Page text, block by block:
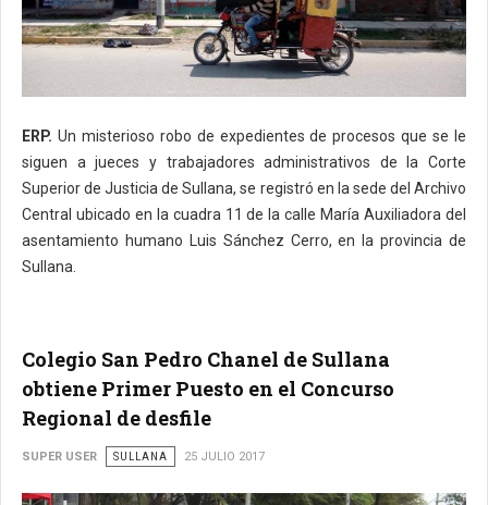
ERP. Un misterioso robo de expedientes de procesos que se le
siguen a jueces y trabajadores administrativos de la Corte
Superior de Justicia de Sullana, se registró en la sede del Archivo
Central ubicado en la cuadra 11 de la calle María Auxiliadora del
asentamiento humano Luis Sánchez Cerro, en la provincia de
Sullana.
Colegio San Pedro Chanel de Sullana
obtiene Primer Puesto en el Concurso
Regional de desfile
SUPER USER SULLANA 25 JULIO 2017